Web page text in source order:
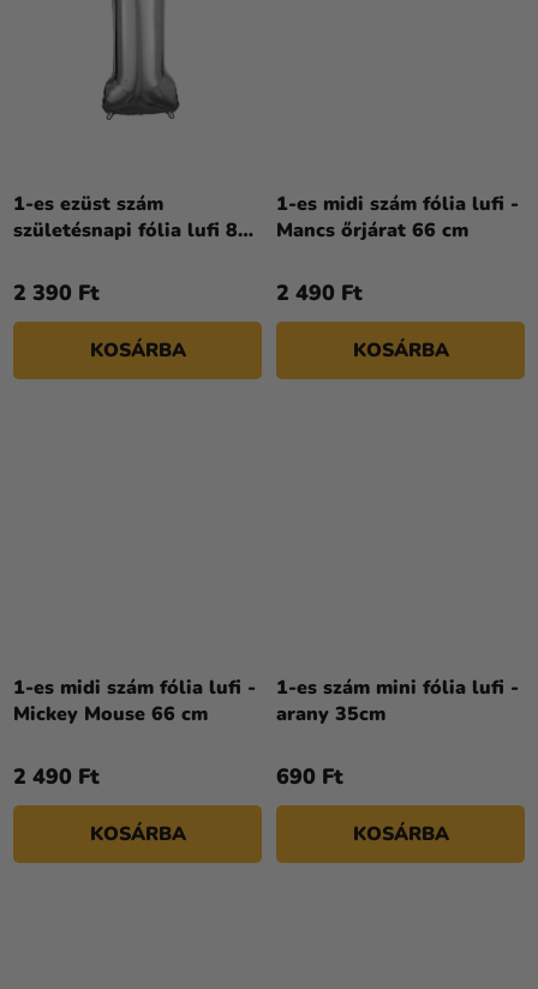
1-es ezüst szám
születésnapi fólia lufi 86
2 390 Ft
KOSÁRBA
1-es midi szám fólia lufi -
Mancs őrjárat 66 cm
2 490 Ft
KOSÁRBA
1-es midi szám fólia lufi -
Mickey Mouse 66 cm
termék
átlagos
5,0
csillag.
2 490 Ft
KOSÁRBA
1-es szám mini fólia lufi -
arany 35cm
690 Ft
KOSÁRBA